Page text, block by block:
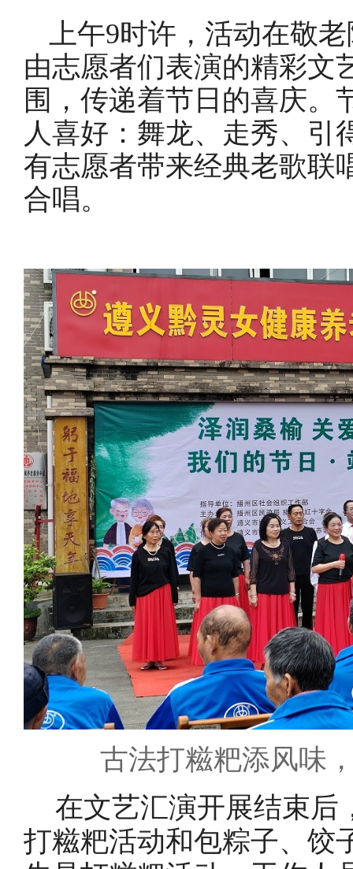
上午9时许，活动在敬
由志愿者们表演的精彩文
围，传递着节日的喜庆。
人喜好：舞龙、走秀、引
有志愿者带来经典老歌联
合唱。
古法打糍粑添风味
在文艺汇演开展结束后
打糍粑活动和包粽子、饺